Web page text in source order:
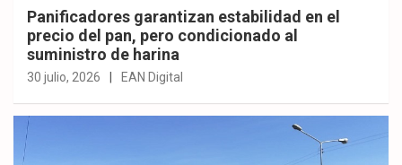
Panificadores garantizan estabilidad en el
precio del pan, pero condicionado al
suministro de harina
30 julio, 2026 EAN Digital